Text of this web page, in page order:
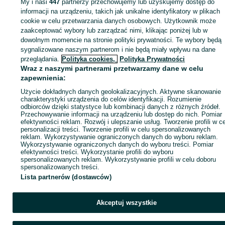
Strona główna Budowa i Remont Dachy Więźby i podbitki
Więźby i
- Kujawsko-pomorskie
Więźby i podbitki - Topólka
KATEGORIA
707909104
Zadzwoń / SMS Wyślij wiadomość
My i nasi447 partnerzy przechowujemy lub uzyskujemy dostęp do
informacji na urządzeniu, takich jak unikalne identyfikatory w plikach
cookie w celu przetwarzania danych osobowych. Użytkownik może
zaakceptować wybory lub zarządzać nimi, klikając poniżej lub w
dowolnym momencie na stronie polityki prywatności. Te wybory będą
sygnalizowane naszym partnerom i nie będą miały wpływu na dane
przeglądania. Polityka cookies, Polityka Prywatności
Wraz z naszymi partnerami przetwarzamy dane w celu
zapewnienia:
Użycie dokładnych danych geolokalizacyjnych. Aktywne skanowanie
charakterystyki urządzenia do celów identyfikacji. Rozumienie
odbiorców dzięki statystyce lub kombinacji danych z różnych źródeł.
Przechowywanie informacji na urządzeniu lub dostęp do nich. Pomiar
efektywności reklam. Rozwój i ulepszanie usług. Tworzenie profili w
personalizacji treści. Tworzenie profili w celu spersonalizowanych
reklam. Wykorzystywanie ograniczonych danych do wyboru reklam.
Wykorzystywanie ograniczonych danych do wyboru treści. Pomiar
efektywności treści. Wykorzystanie profili do wyboru
spersonalizowanych reklam. Wykorzystywanie profili w celu doboru
spersonalizowanych treści.
Lista partnerów (dostawców)
Akceptuj wszystkie